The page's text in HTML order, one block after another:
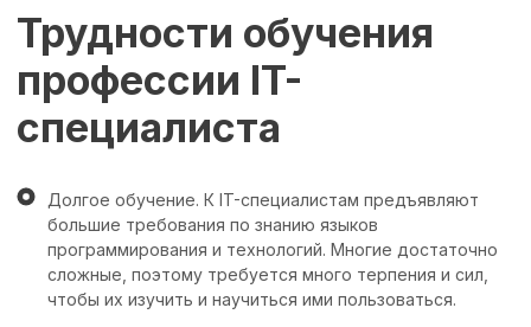
Трудности обучения
профессии IT-
специалиста
Долгое обучение. К IT-специалистам предъявляют
большие требования по знанию языков
программирования и технологий. Многие достаточно
сложные, поэтому требуется много терпения и сил,
чтобы их изучить и научиться ими пользоваться.